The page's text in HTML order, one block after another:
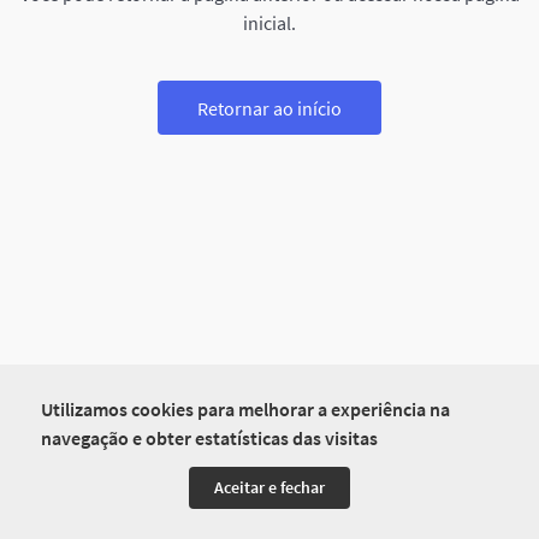
Utilizamos cookies para melhorar a experiência na
navegação e obter estatísticas das visitas
Aceitar e fechar
inicial.
Retornar ao início